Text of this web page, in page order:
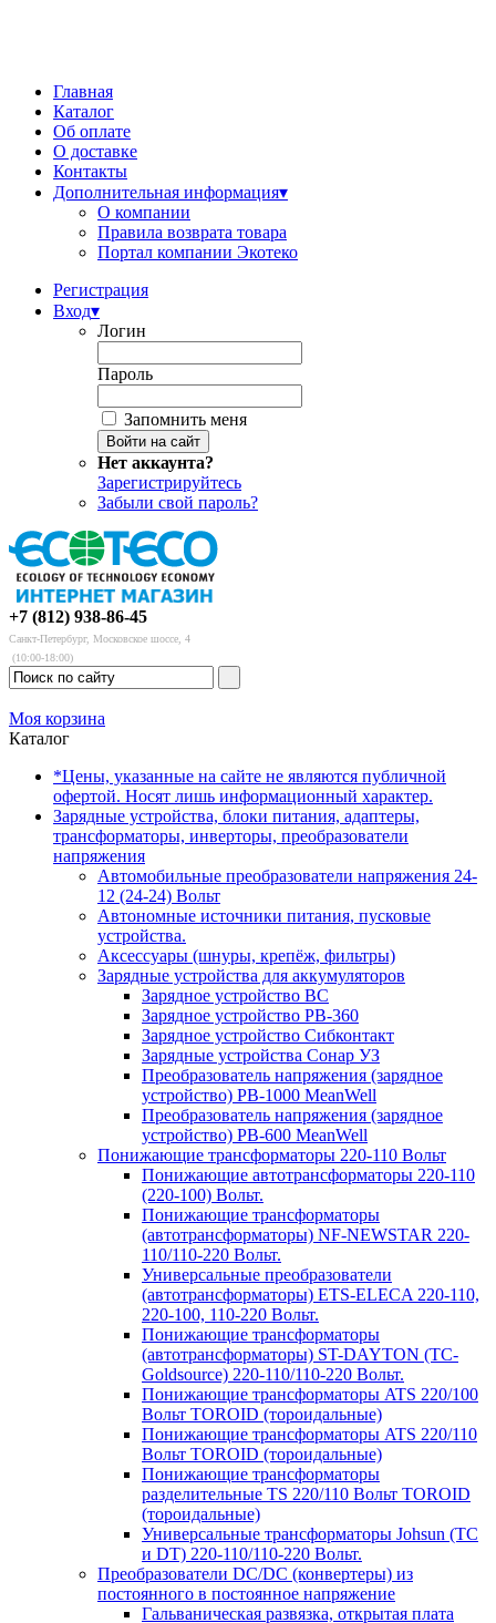
Главная
Каталог
Об оплате
О доставке
Контакты
Дополнительная информация▾
О компании
Правила возврата товара
Портал компании Экотеко
Регистрация
Вход▾
Логин
Пароль
Запомнить меня
Нет аккаунта?
Зарегистрируйтесь
Забыли свой пароль?
+7 (812) 938-86-45
Санкт-Петербург, Московское шоссе, 4
(10:00-18:00)
Моя корзина
Каталог
*Цены, указанные на сайте не являются публичной
офертой. Носят лишь информационный характер.
Зарядные устройства, блоки питания, адаптеры,
трансформаторы, инверторы, преобразователи
напряжения
Автомобильные преобразователи напряжения 24-
12 (24-24) Вольт
Автономные источники питания, пусковые
устройства.
Аксессуары (шнуры, крепёж, фильтры)
Зарядные устройства для аккумуляторов
Зарядное устройство BC
Зарядное устройство PB-360
Зарядное устройство Сибконтакт
Зарядные устройства Сонар УЗ
Преобразователь напряжения (зарядное
устройство) PB-1000 MeanWell
Преобразователь напряжения (зарядное
устройство) PB-600 MeanWell
Понижающие трансформаторы 220-110 Вольт
Понижающие автотрансформаторы 220-110
(220-100) Вольт.
Понижающие трансформаторы
(автотрансформаторы) NF-NEWSTAR 220-
110/110-220 Вольт.
Универсальные преобразователи
(автотрансформаторы) ETS-ELECA 220-110,
220-100, 110-220 Вольт.
Понижающие трансформаторы
(автотрансформаторы) ST-DAYTON (TC-
Goldsource) 220-110/110-220 Вольт.
Понижающие трансформаторы ATS 220/100
Вольт TOROID (тороидальные)
Понижающие трансформаторы ATS 220/110
Вольт TOROID (тороидальные)
Понижающие трансформаторы
разделительные TS 220/110 Вольт TOROID
(тороидальные)
Универсальные трансформаторы Johsun (TС
и DT) 220-110/110-220 Вольт.
Преобразователи DC/DC (конвертеры) из
постоянного в постоянное напряжение
Гальваническая развязка, открытая плата